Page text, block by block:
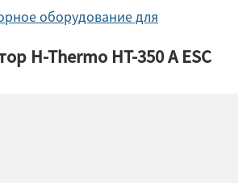
оборудование для
H-Thermo HT-350 A ESC